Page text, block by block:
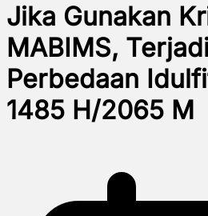
Jika Gunakan
MABIMS, Terjadi
Perbedaan
1485 H/2065 M